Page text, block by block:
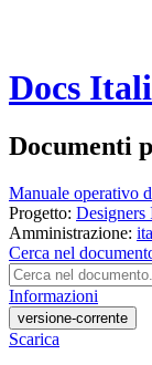
Docs
Documenti
Manuale operativo
Progetto: Designers
Amministrazione:
Cerca nel
Informazioni
versione-corrente
Scarica